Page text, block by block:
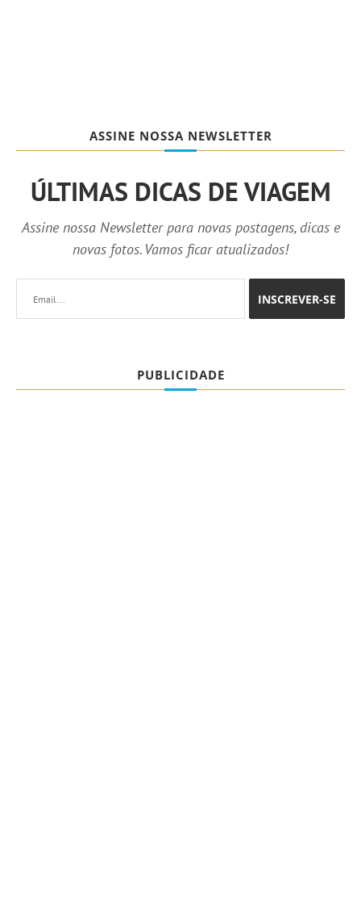
ASSINE NOSSA NEWSLETTER
ÚLTIMAS DICAS DE VIAGEM
Assine nossa Newsletter para novas postagens, dicas e
novas fotos. Vamos ficar atualizados!
PUBLICIDADE